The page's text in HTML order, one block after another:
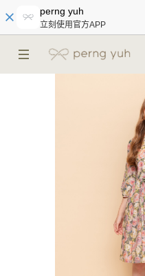
perng yuh
立刻使用官方APP